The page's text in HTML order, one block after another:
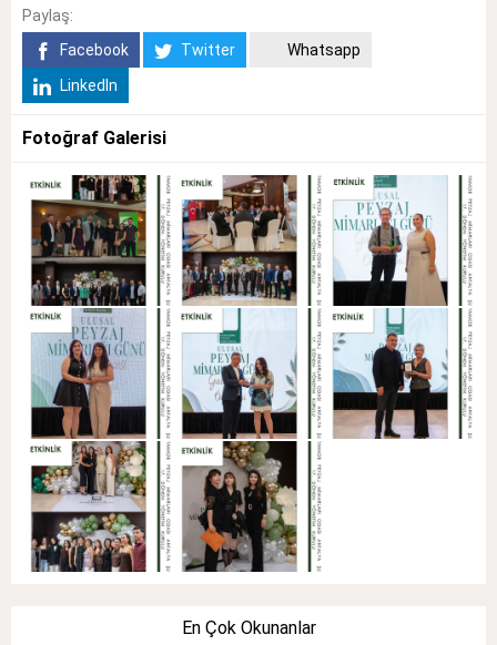
Paylaş:
Facebook
Twitter
Whatsapp
LinkedIn
Fotoğraf Galerisi
En Çok Okunanlar